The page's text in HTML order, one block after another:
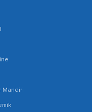
Mandiri